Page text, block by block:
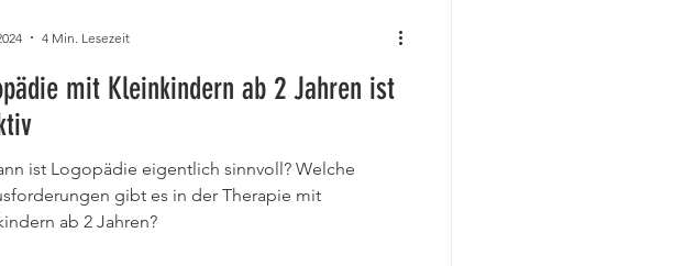
mit Kleinkindern ab 2 Jahren ist
ist Logopädie eigentlich sinnvoll? Welche
gibt es in der Therapie mit
ab 2 Jahren?
4 Min. Lesezeit